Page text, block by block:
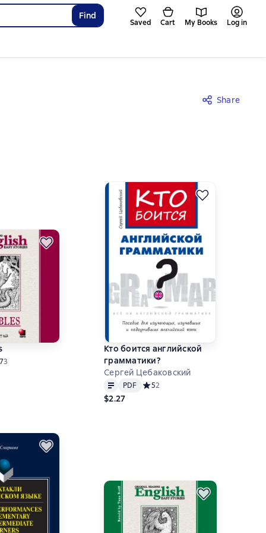
Find
Saved Cart My Books Log in
Share
рейтинг 4,7 на основе 3 оценок
3
Кто боится английской
грамматики?
Сергей Цебаковский
Text PDF
PDF Средний рейтинг 5 на основе 2
52
$2.27